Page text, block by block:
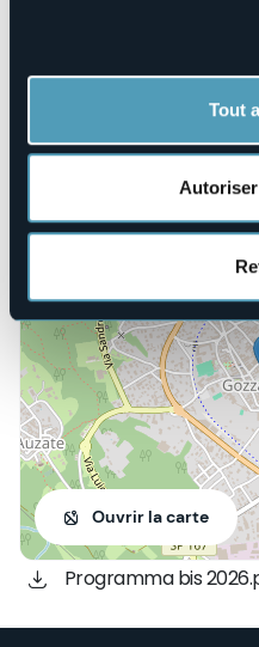
Tout
http://
Piazza San Giuliano, 7
Ouvrir la carte
Programma bis